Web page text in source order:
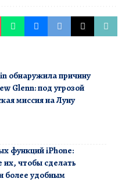
обнаружила причину
Glenn: под угрозой
миссия на Луну
функций iPhone:
их, чтобы сделать
более удобным